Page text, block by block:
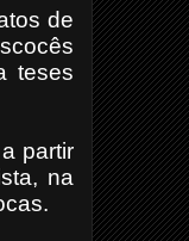
de
teses
partir
na